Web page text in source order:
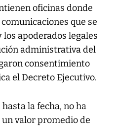
oficinas donde
que se
apoderados legales
administrativa del
consentimiento
el Decreto Ejecutivo.
la fecha, no ha
valor promedio de